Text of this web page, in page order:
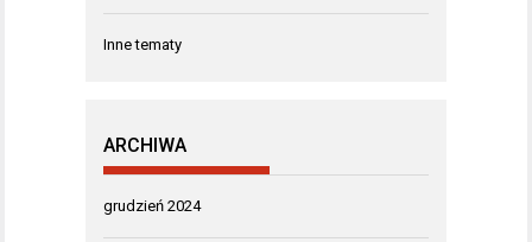
Inne tematy
ARCHIWA
grudzień 2024